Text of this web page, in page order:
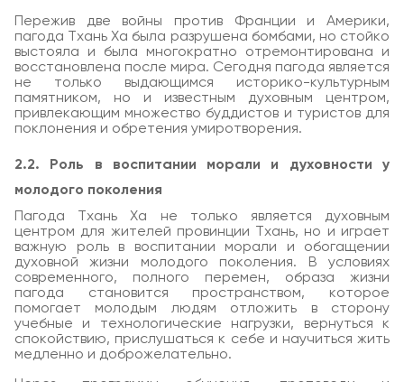
Пережив две войны против Франции и Америки,
пагода Тхань Ха была разрушена бомбами, но стойко
выстояла и была многократно отремонтирована и
восстановлена после мира. Сегодня пагода является
не только выдающимся историко-культурным
памятником, но и известным духовным центром,
привлекающим множество буддистов и туристов для
поклонения и обретения умиротворения.
2.2. Роль в воспитании морали и духовности у
молодого поколения
Пагода Тхань Ха не только является духовным
центром для жителей провинции Тхань, но и играет
важную роль в воспитании морали и обогащении
духовной жизни молодого поколения. В условиях
современного, полного перемен, образа жизни
пагода становится пространством, которое
помогает молодым людям отложить в сторону
учебные и технологические нагрузки, вернуться к
спокойствию, прислушаться к себе и научиться жить
медленно и доброжелательно.